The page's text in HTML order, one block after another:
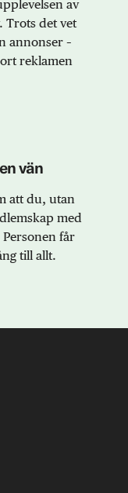
av
Trots det vet
annonser –
reklamen
vän
att du, utan
med
får
till allt.